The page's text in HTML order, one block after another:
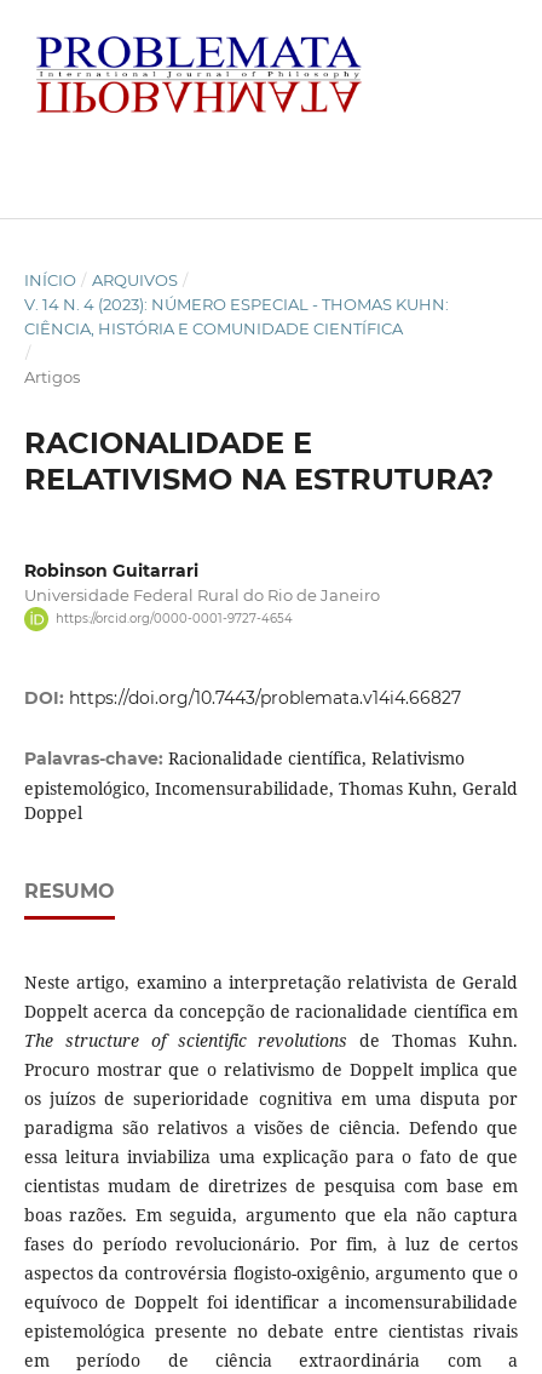
INÍCIO / ARQUIVOS /
V. 14 N. 4 (2023): NÚMERO ESPECIAL - THOMAS KUHN:
CIÊNCIA, HISTÓRIA E COMUNIDADE CIENTÍFICA
/
Artigos
RACIONALIDADE E
RELATIVISMO NA ESTRUTURA?
Robinson Guitarrari
Universidade Federal Rural do Rio de Janeiro
https://orcid.org/0000-0001-9727-4654
DOI: https://doi.org/10.7443/problemata.v14i4.66827
Palavras-chave: Racionalidade científica, Relativismo
epistemológico, Incomensurabilidade, Thomas Kuhn, Gerald
Doppel
RESUMO
Neste artigo, examino a interpretação relativista de Gerald
Doppelt acerca da concepção de racionalidade científica em
The structure of scientific revolutions de Thomas Kuhn.
Procuro mostrar que o relativismo de Doppelt implica que
os juízos de superioridade cognitiva em uma disputa por
paradigma são relativos a visões de ciência. Defendo que
essa leitura inviabiliza uma explicação para o fato de que
cientistas mudam de diretrizes de pesquisa com base em
boas razões. Em seguida, argumento que ela não captura
fases do período revolucionário. Por fim, à luz de certos
aspectos da controvérsia flogisto-oxigênio, argumento que o
equívoco de Doppelt foi identificar a incomensurabilidade
epistemológica presente no debate entre cientistas rivais
em período de ciência extraordinária com a